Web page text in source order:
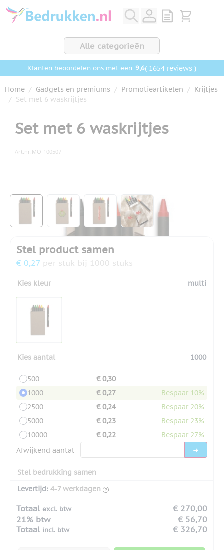
Ga naar de inhoud
View quote,
Bekijk
Alle categorieën
Klanten beoordelen ons met een 9,6( 1654 reviews )
Home / Gadgets en premiums / Promotieartikelen / Krijtjes
/ Set met 6 waskrijtjes
Set met 6 waskrijtjes
Art.nr. MO-100507
View larger imageView larger image
View larger imageView larger image
Stel product samen
€ 0,27 per stuk bij 1000 stuks
Kies kleur multi
Kies aantal 1000
500
€ 0,30
1000
€ 0,27
Bespaar 10%
2500
€ 0,24
Bespaar 20%
5000
€ 0,23
Bespaar 23%
10000
€ 0,22
Bespaar 27%
Afwijkend aantal
Stel bedrukking samen
Levertijd: 4-7 werkdagen
Totaal excl. btw
€ 270,00
21% btw
€ 56,70
Totaal incl. btw € 326,70